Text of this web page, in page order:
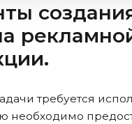
требуется
необходимо